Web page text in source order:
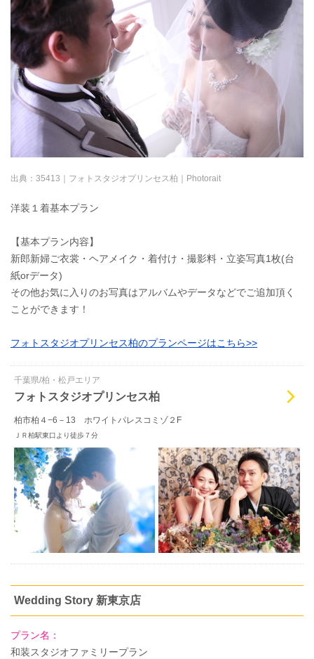
出典： 35413｜フォトスタジオプリンセス柏｜Photorait
洋装１着基本プラン
【基本プラン内容】
新郎新婦ご衣裳・ヘアメイク・着付け・撮影料・立姿写真1枚(台
紙orデータ)
その他お気に入りのお写真はアルバムやデータなどでご追加頂く
ことができます！
フォトスタジオプリンセス柏のプランページはこちら>>
千葉県/柏・松戸エリア
フォトスタジオプリンセス柏
柏市柏４−6－13 ホワイトパレスコミゾ２F
ＪＲ柏駅東口より徒歩７分
Wedding Story 新東京店
プラン名：
和装スタジオファミリープラン